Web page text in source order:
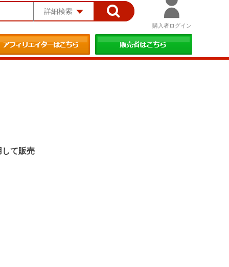
詳細検索
購入者ログイン
して販売